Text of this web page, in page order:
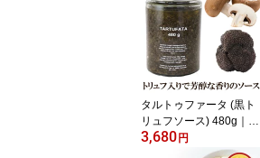
ジャパン イタリア パン
ケーキ デザート
タルトゥファータ (黒ト
リュフソース) 480g｜ペ
ースト パスタ パスタソ
ース オムレツ 卵料理 高
3,680円